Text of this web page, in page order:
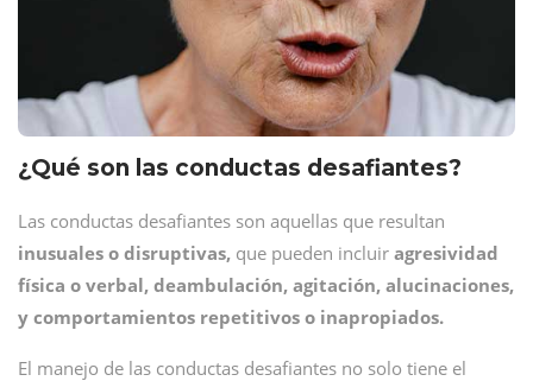
¿Qué son las conductas desafiantes?
Las conductas desafiantes son aquellas que resultan
inusuales o disruptivas, que pueden incluir agresividad
física o verbal, deambulación, agitación, alucinaciones,
y comportamientos repetitivos o inapropiados.
El manejo de las conductas desafiantes no solo tiene el